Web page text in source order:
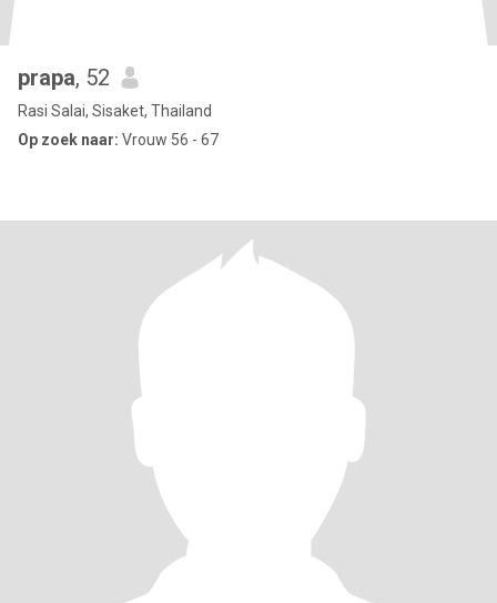
prapa, 52
Rasi Salai, Sisaket, Thailand
Op zoek naar: Vrouw 56 - 67